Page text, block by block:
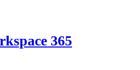
365